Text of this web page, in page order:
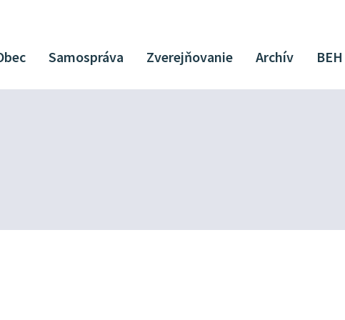
Samospráva Zverejňovanie Archív BEH